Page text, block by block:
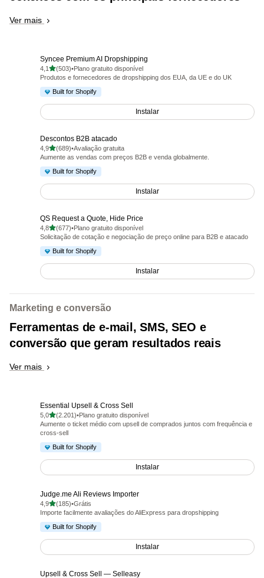
Ver mais
Syncee Premium AI Dropshipping
4,1de 5 estrelas
(503)
503 avaliações ao todo
•Plano gratuito disponível
Produtos e fornecedores de dropshipping dos EUA, da UE e do UK
Built for Shopify
Instalar
Descontos B2B atacado
4,9de 5 estrelas
(689)
689 avaliações ao todo
•Avaliação gratuita
Aumente as vendas com preços B2B e venda globalmente.
Built for Shopify
Instalar
QS Request a Quote, Hide Price
4,8de 5 estrelas
(677)
677 avaliações ao todo
•Plano gratuito disponível
Solicitação de cotação e negociação de preço online para B2B e atacado
Built for Shopify
Instalar
Marketing e conversão
Ferramentas de e-mail, SMS, SEO e
conversão que geram resultados reais
Ver mais
Essential Upsell & Cross Sell
5,0de 5 estrelas
(2.201)
2201 avaliações ao todo
•Plano gratuito disponível
Aumente o ticket médio com upsell de comprados juntos com frequência e
cross-sell
Built for Shopify
Instalar
Judge.me Ali Reviews Importer
4,9de 5 estrelas
(185)
185 avaliações ao todo
•Grátis
Importe facilmente avaliações do AliExpress para dropshipping
Built for Shopify
Instalar
Upsell & Cross Sell — Selleasy